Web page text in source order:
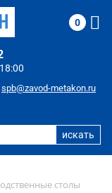
spb@zavod-metakon.ru
0
столы